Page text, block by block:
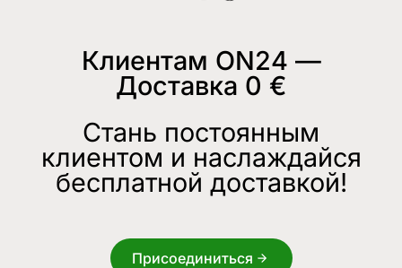
Клиентам ON24 —
Доставка 0 €
Стань постоянным
клиентом и наслаждайся
бесплатной доставкой!
Присоединиться